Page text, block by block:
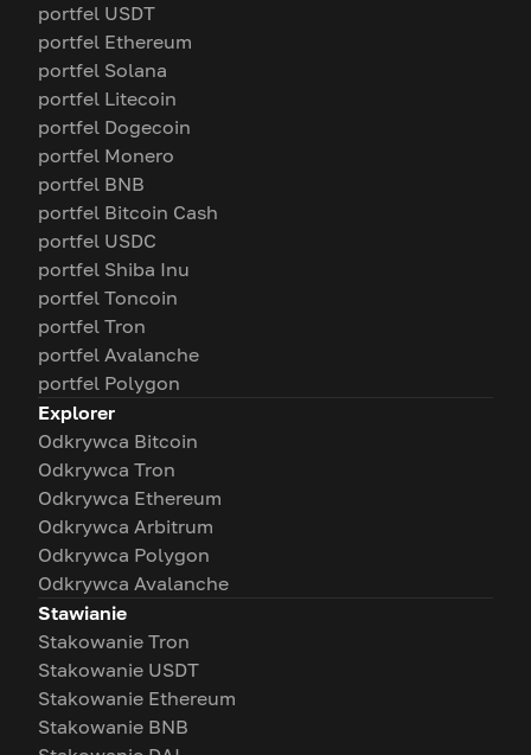
portfel USDT
portfel Ethereum
portfel Solana
portfel Litecoin
portfel Dogecoin
portfel Monero
portfel BNB
portfel Bitcoin Cash
portfel USDC
portfel Shiba Inu
portfel Toncoin
portfel Tron
portfel Avalanche
portfel Polygon
Explorer
Odkrywca Bitcoin
Odkrywca Tron
Odkrywca Ethereum
Odkrywca Arbitrum
Odkrywca Polygon
Odkrywca Avalanche
Stawianie
Stakowanie Tron
Stakowanie USDT
Stakowanie Ethereum
Stakowanie BNB